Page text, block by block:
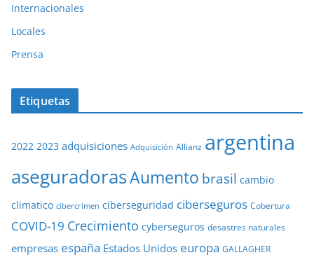
Internacionales
Locales
Prensa
Etiquetas
2022 2023 adquisiciones Adquisición Allianz argentina
aseguradorasAumento brasil cambio
climatico cibercrimen ciberseguridad ciberseguros Cobertura
COVID-19 Crecimiento cyberseguros desastres naturales
empresas españa Estados Unidos europa GALLAGHER